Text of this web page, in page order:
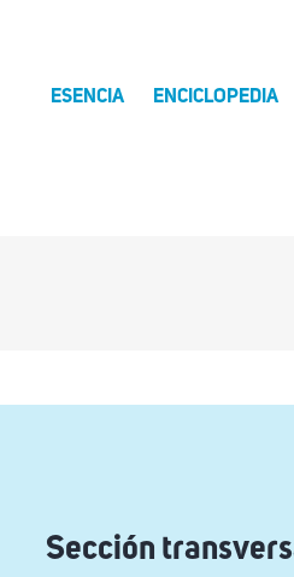
ESENCIA ENCICLOPEDIA
Sección